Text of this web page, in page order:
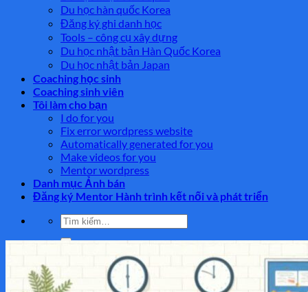
Du học hàn quốc Korea
Đăng ký ghi danh học
Tools – công cụ xây dựng
Du học nhật bản Hàn Quốc Korea
Du học nhật bản Japan
Coaching học sinh
Coaching sinh viên
Tôi làm cho bạn
I do for you
Fix error wordpress website
Automatically generated for you
Make videos for you
Mentor wordpress
Danh mục Ảnh bán
Đăng ký Mentor Hành trình kết nối và phát triển
Tìm
kiếm:
kiếm: